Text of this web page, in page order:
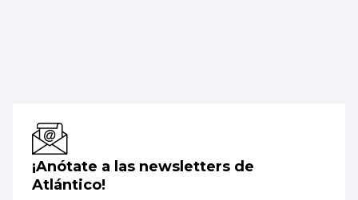
¡Anótate a las newsletters de
Atlántico!